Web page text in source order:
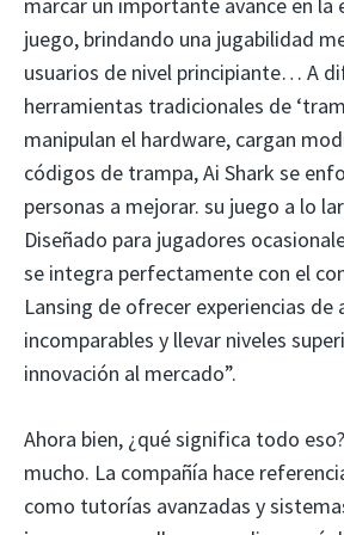
juego, brindando una jugabilidad
usuarios de nivel principiante… A
herramientas tradicionales de
manipulan el hardware, cargan
códigos de trampa, Ai Shark se
personas a mejorar. su juego a lo
Diseñado para jugadores
se integra perfectamente con el
Lansing de ofrecer experiencias de
incomparables y llevar niveles
innovación al mercado”.
Ahora bien, ¿qué significa todo
mucho. La compañía hace
como tutorías avanzadas y